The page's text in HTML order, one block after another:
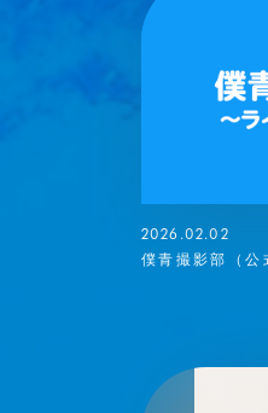
2026.02.02
僕青撮影部（公